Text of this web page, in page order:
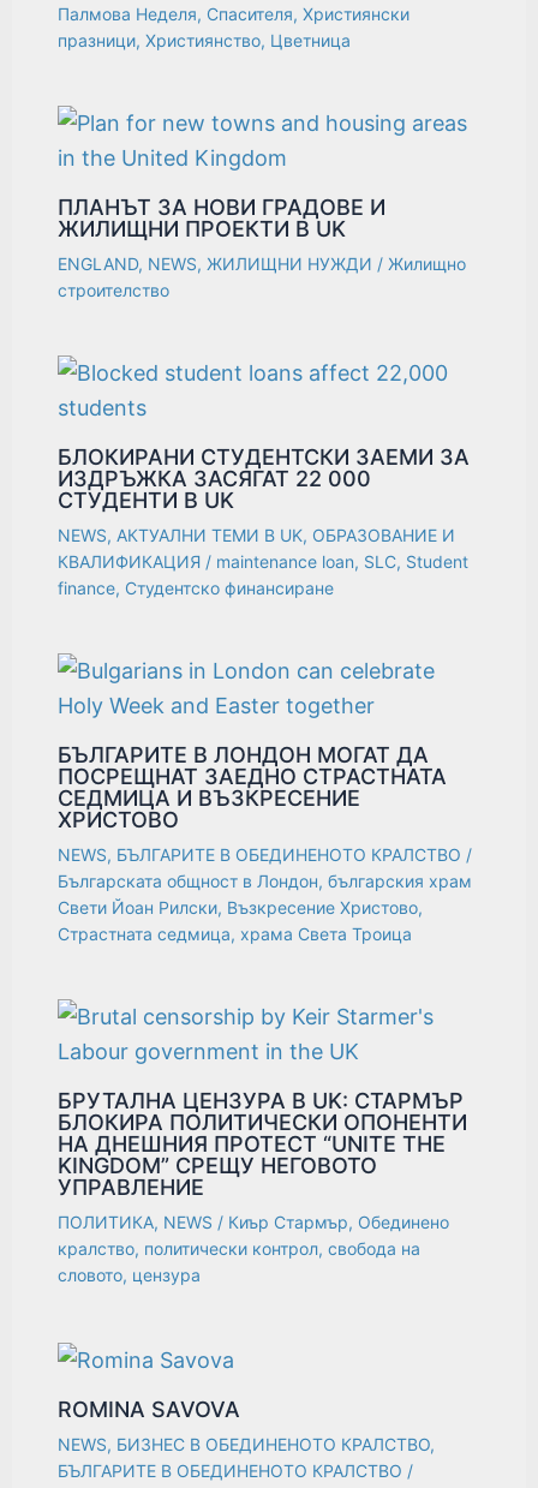
Палмова Неделя, Спасителя,Християнски
празници,Християнство, Цветница
ПЛАНЪТ ЗА НОВИ ГРАДОВЕ И
ЖИЛИЩНИ ПРОЕКТИ В UK
ENGLAND, NEWS, ЖИЛИЩНИ НУЖДИ / Жилищно
строителство
БЛОКИРАНИ СТУДЕНТСКИ ЗАЕМИ ЗА
ИЗДРЪЖКА ЗАСЯГАТ 22 000
СТУДЕНТИ В UK
NEWS, АКТУАЛНИ ТЕМИ В UK, ОБРАЗОВАНИЕ И
КВАЛИФИКАЦИЯ / maintenance loan, SLC, Student
finance, Студентско финансиране
БЪЛГАРИТЕ В ЛОНДОН МОГАТ ДА
ПОСРЕЩНАТ ЗАЕДНО СТРАСТНАТА
СЕДМИЦА И ВЪЗКРЕСЕНИЕ
ХРИСТОВО
NEWS, БЪЛГАРИТЕ В ОБЕДИНЕНОТО КРАЛСТВО /
Българската общност в Лондон,българския храм
Свети Йоан Рилски, Възкресение Христово,
Страстната седмица,храма Света Троица
БРУТАЛНА ЦЕНЗУРА В UK: СТАРМЪР
БЛОКИРА ПОЛИТИЧЕСКИ ОПОНЕНТИ
НА ДНЕШНИЯ ПРОТЕСТ “UNITE THE
KINGDOM” СРЕЩУ НЕГОВОТО
УПРАВЛЕНИЕ
ПОЛИТИКА, NEWS / Киър Стармър, Обединено
кралство, политически контрол,свобода на
словото, цензура
ROMINA SAVOVA
NEWS, БИЗНЕС В ОБЕДИНЕНОТО КРАЛСТВО,
БЪЛГАРИТЕ В ОБЕДИНЕНОТО КРАЛСТВО /